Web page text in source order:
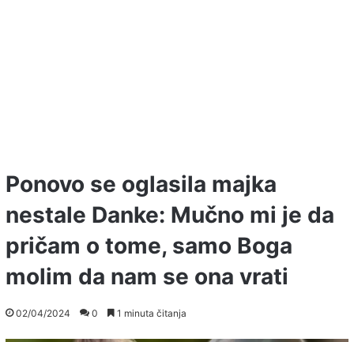
Ponovo se oglasila majka
nestale Danke: Mučno mi je da
pričam o tome, samo Boga
molim da nam se ona vrati
02/04/2024 0 1 minuta čitanja